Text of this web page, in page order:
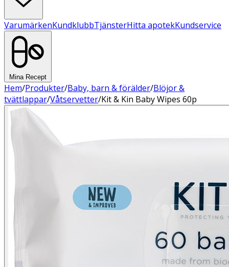
VarumärkenKundklubbTjänsterHitta apotekKundservice
Mina Recept
Hem/Produkter/Baby, barn & förälder/Blöjor &
tvättlappar/Våtservetter/Kit & Kin Baby Wipes 60p